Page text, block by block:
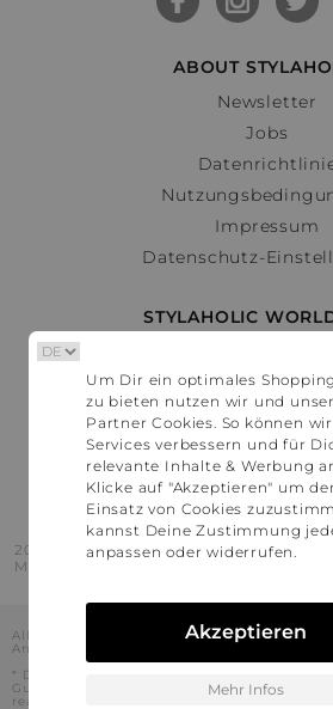
ABOUT
Newsletter
Jobs
Impressum
Datenschutz-
STYLAHOLIC
Österreich
Schweiz
France
United
2016 - 2026 © Stylaholic.
Made for you with love in munich.
Alle Preise inkl. der jeweils geltenden
Angaben ohne Gewähr.
* Die angezeigten Preise beinhalten
Gutschein-Codes auf den Seiten unserer
realisiert werden können. Stylaholic führt
Um Dir ein optimales
zu bieten nutzen wir und
Partner Cookies. So können
Services verbessern und für
relevante Inhalte & Werbung
Klicke auf "Akzeptieren" um
Einsatz von Cookies
kannst Deine Zustimmung
anpassen oder widerrufen.
Akzeptieren
Mehr Infos